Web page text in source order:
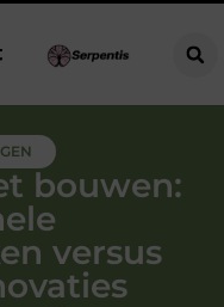
bouwen:
versus